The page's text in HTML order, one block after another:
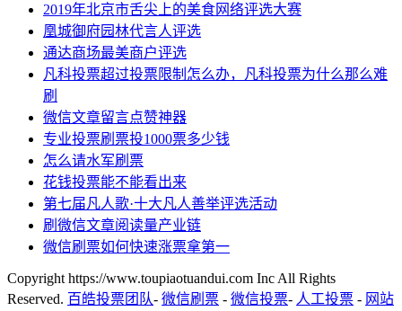
2019年北京市舌尖上的美食网络评选大赛
凰城御府园林代言人评选
通达商场最美商户评选
凡科投票超过投票限制怎么办，凡科投票为什么那么难
刷
微信文章留言点赞神器
专业投票刷票投1000票多少钱
怎么请水军刷票
花钱投票能不能看出来
第七届凡人歌·十大凡人善举评选活动
刷微信文章阅读量产业链
微信刷票如何快速涨票拿第一
Copyright https://www.toupiaotuandui.com Inc All Rights
Reserved. 百皓投票团队- 微信刷票 - 微信投票- 人工投票 - 网站